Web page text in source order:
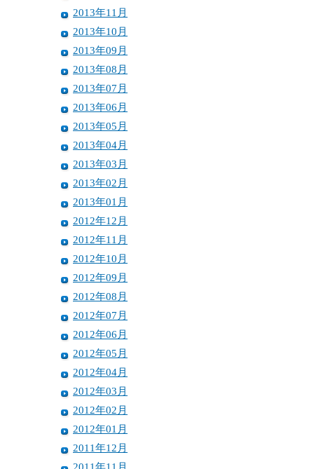
2013年11月
2013年10月
2013年09月
2013年08月
2013年07月
2013年06月
2013年05月
2013年04月
2013年03月
2013年02月
2013年01月
2012年12月
2012年11月
2012年10月
2012年09月
2012年08月
2012年07月
2012年06月
2012年05月
2012年04月
2012年03月
2012年02月
2012年01月
2011年12月
2011年11月